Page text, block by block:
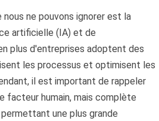
ne pouvons ignorer est la
artificielle (IA) et de
plus d'entreprises adoptent des
les processus et optimisent les
il est important de rappeler
facteur humain, mais complète
une plus grande